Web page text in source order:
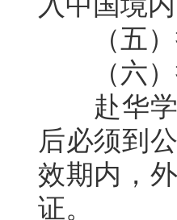
（五）
（六）
赴华学
后必须到
效期内，
证。